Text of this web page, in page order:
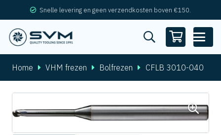
Snelle levering en geen verzendkosten boven €150.
Home VHM frezen Bolfrezen CFLB 3010-040